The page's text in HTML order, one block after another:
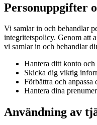
Personuppgifter
Vi samlar in och behandlar
integritetspolicy. Genom att
vi samlar in och behandlar
Hantera ditt konto
Skicka dig viktig
Förbättra och
Hantera dina
Användning av